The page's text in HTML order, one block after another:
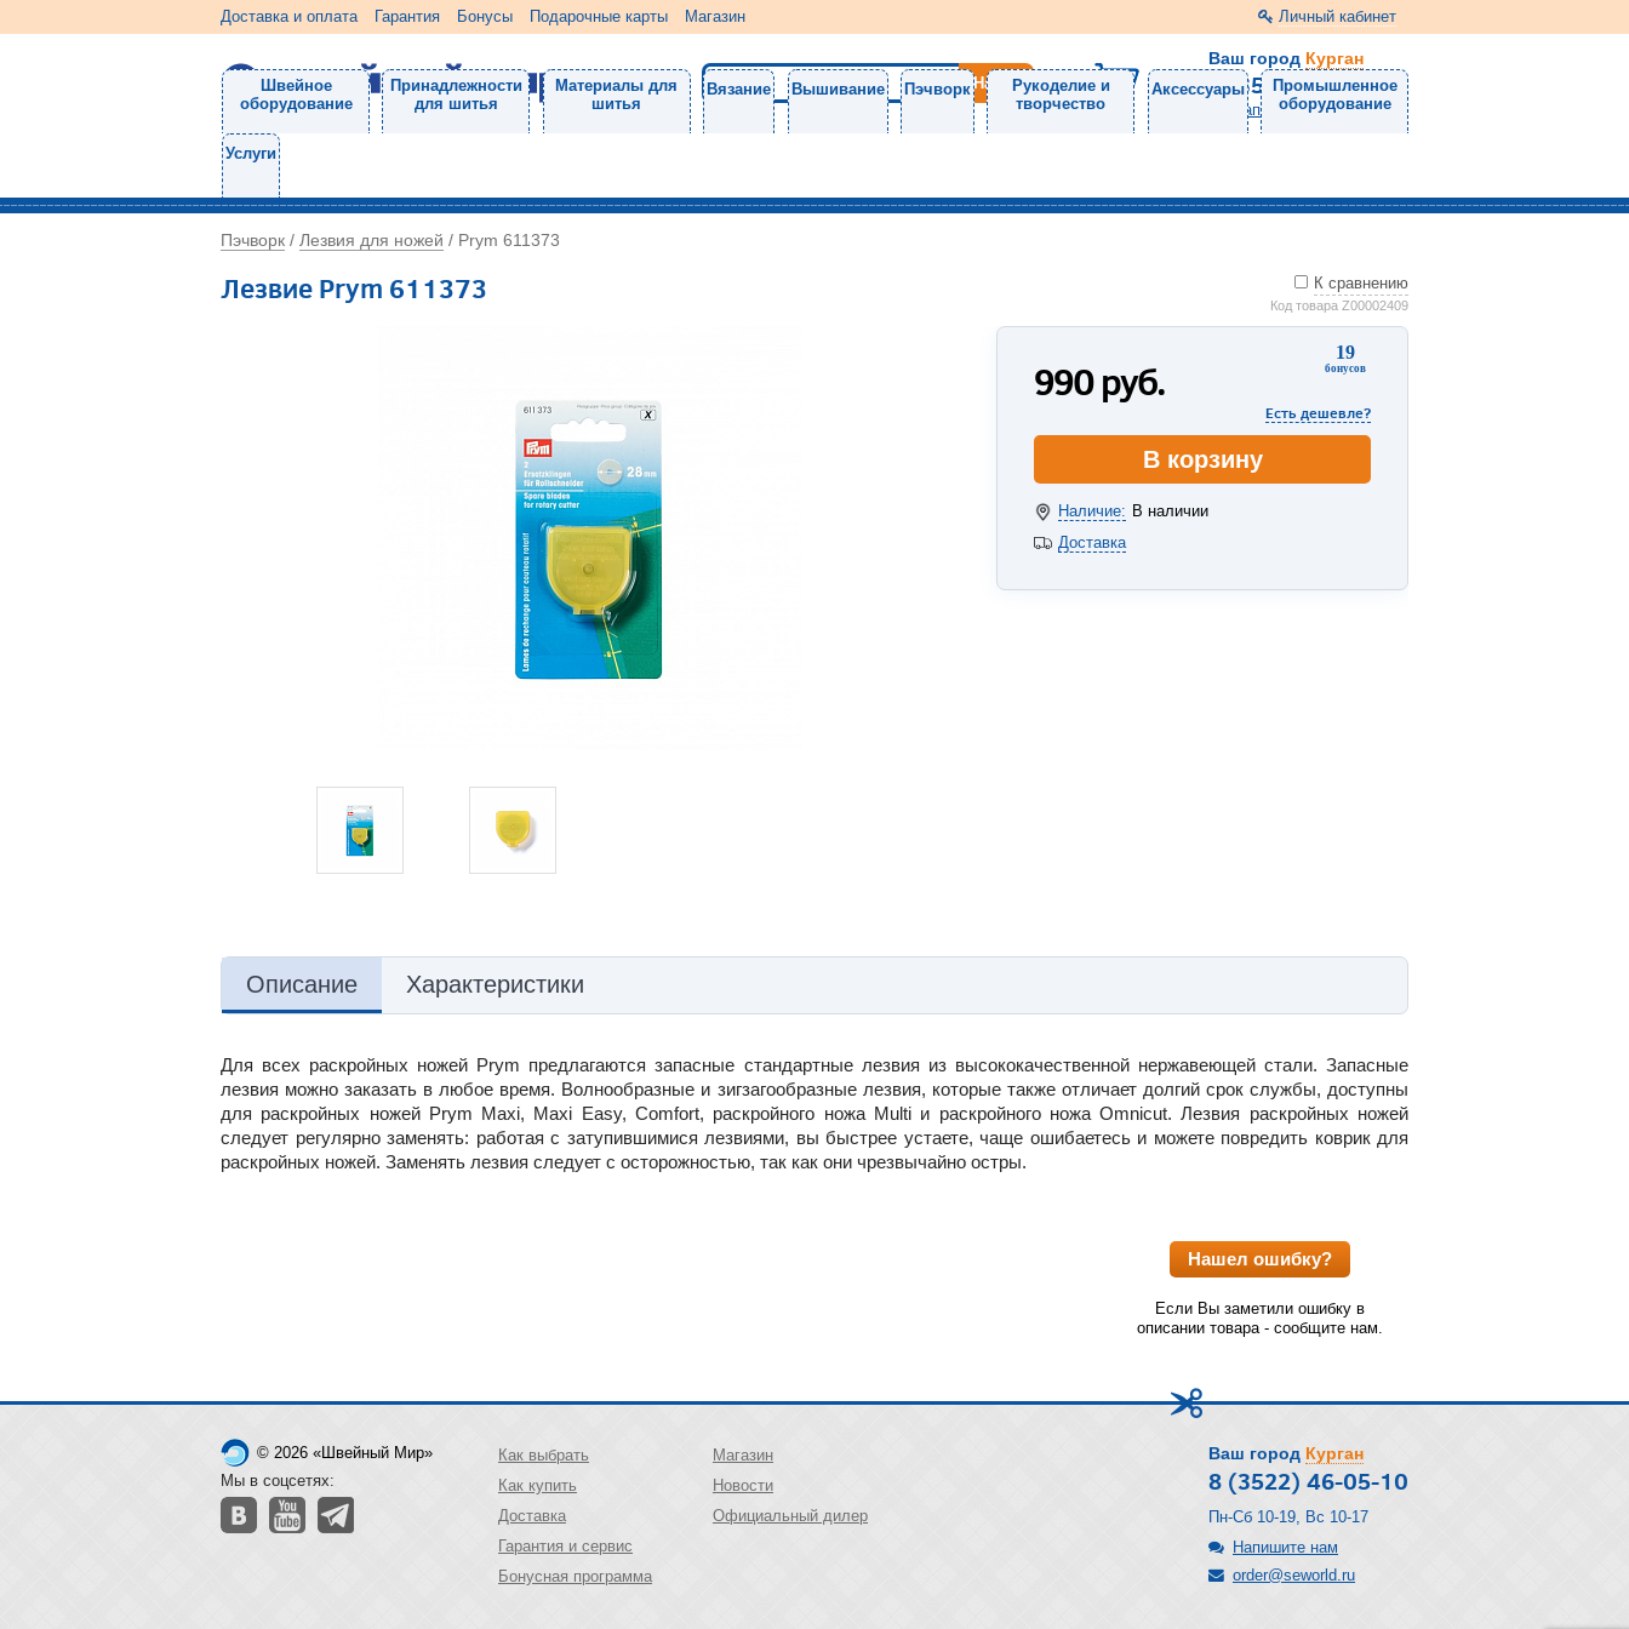
Доставка и оплата Гарантия Бонусы Подарочные карты Магазин Личный кабинет
Ваш город Курган
8 (3522) 46-05-10
Напишите нам
Швейное
оборудование
Принадлежности
для шитья
Материалы для
шитья
Вязание Вышивание Пэчворк
Рукоделие и
творчество
Аксессуары
Промышленное
оборудование
Услуги
Пэчворк / Лезвия для ножей / Prym 611373
Лезвие Prym 611373 К сравнению
Код товара Z00002409
19
бонусов
990руб.
Есть дешевле?
В корзину
Наличие: В наличии
Доставка
Описание Характеристики
Для всех раскройных ножей Prym предлагаются запасные стандартные лезвия из высококачественной нержавеющей стали. Запасные
лезвия можно заказать в любое время. Волнообразные и зигзагообразные лезвия, которые также отличает долгий срок службы, доступны
для раскройных ножей Prym Maxi, Maxi Easy, Comfort, раскройного ножа Multi и раскройного ножа Omnicut. Лезвия раскройных ножей
следует регулярно заменять: работая с затупившимися лезвиями, вы быстрее устаете, чаще ошибаетесь и можете повредить коврик для
раскройных ножей. Заменять лезвия следует с осторожностью, так как они чрезвычайно остры.
Нашел ошибку?
Если Вы заметили ошибку в
описании товара - сообщите нам.
© 2026 «Швейный Мир»
Мы в соцсетях:
Как выбрать
Как купить
Доставка
Гарантия и сервис
Бонусная программа
Магазин
Новости
Официальный дилер
Ваш город Курган
8 (3522) 46-05-10
Пн-Сб 10-19, Вс 10-17
Напишите нам
order@seworld.ru